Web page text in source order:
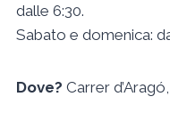
dalle 6:30.
Sabato e domenica:
Dove? Carrer